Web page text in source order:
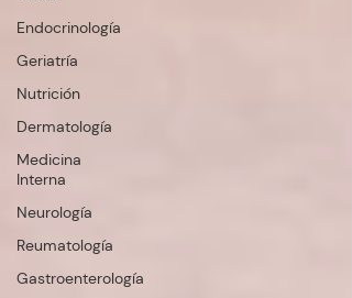
Endocrinología
Geriatría
Nutrición
Dermatología
Medicina
Interna
Neurología
Reumatología
Gastroenterología